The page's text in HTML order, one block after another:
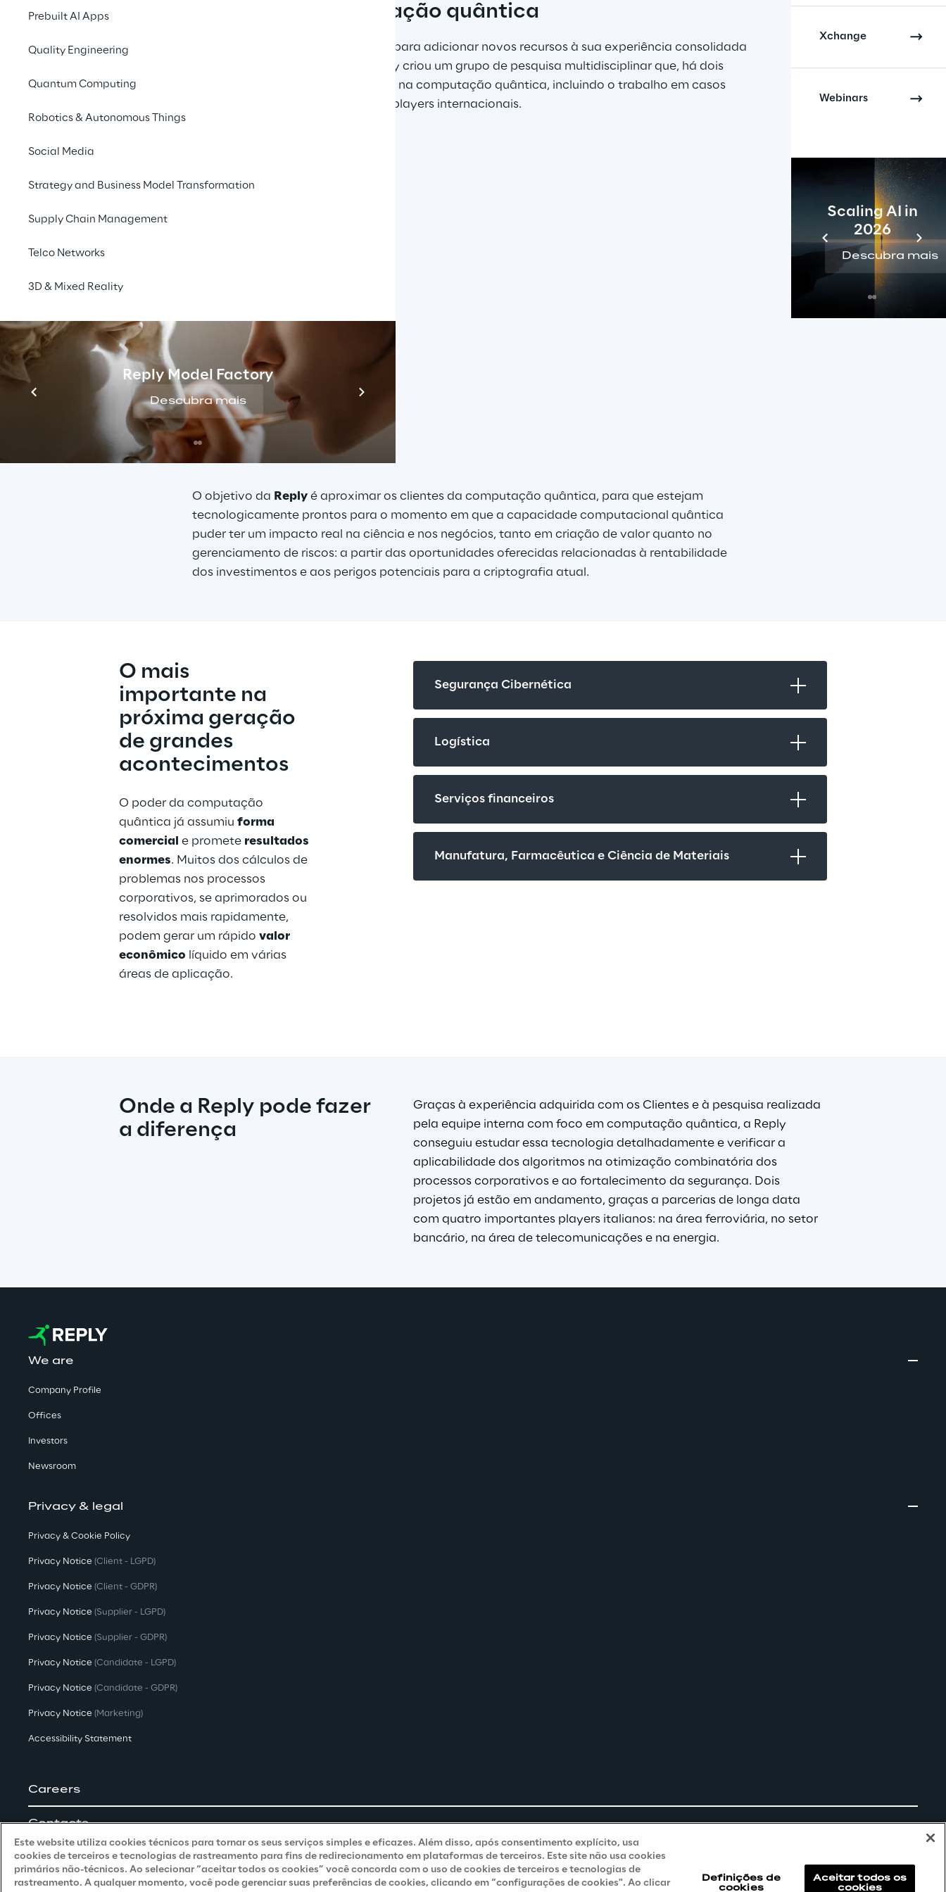
Prebuilt AI Apps
Quality Engineering
Quantum Computing
Robotics & Autonomous Things
Social Media
Strategy and Business Model Transformation
Supply Chain Management
Telco Networks
3D & Mixed Reality
Reply Model Factory
Descubra mais
Xchange
Webinars
Scaling AI in
2026
Descubra mais
A Reply e a computação quântica
Nessa nova estrutura tecnológica, para adicionar novos recursos à sua experiência consolidada
na computação tradicional, a Reply criou um grupo de pesquisa multidisciplinar que, há dois
anos, se concentra exclusivamente na computação quântica, incluindo o trabalho em casos
reais e parcerias com importantes players internacionais.
O objetivo da Reply é aproximar os clientes da computação quântica, para que estejam
tecnologicamente prontos para o momento em que a capacidade computacional quântica
puder ter um impacto real na ciência e nos negócios, tanto em criação de valor quanto no
gerenciamento de riscos: a partir das oportunidades oferecidas relacionadas à rentabilidade
dos investimentos e aos perigos potenciais para a criptografia atual.
O mais
importante na
próxima geração
de grandes
acontecimentos
O poder da computação
quântica já assumiu forma
comercial e promete resultados
enormes. Muitos dos cálculos de
problemas nos processos
corporativos, se aprimorados ou
resolvidos mais rapidamente,
podem gerar um rápido valor
econômico líquido em várias
áreas de aplicação.
Segurança Cibernética
Logística
Serviços financeiros
Manufatura, Farmacêutica e Ciência de Materiais
Onde a Reply pode fazer
a diferença
Graças à experiência adquirida com os Clientes e à pesquisa realizada
pela equipe interna com foco em computação quântica, a Reply
conseguiu estudar essa tecnologia detalhadamente e verificar a
aplicabilidade dos algoritmos na otimização combinatória dos
processos corporativos e ao fortalecimento da segurança. Dois
projetos já estão em andamento, graças a parcerias de longa data
com quatro importantes players italianos: na área ferroviária, no setor
bancário, na área de telecomunicações e na energia.
We are
Company Profile
Offices
Investors
Newsroom
Privacy & legal
Privacy & Cookie Policy
Privacy Notice (Client - LGPD)
Privacy Notice (Client - GDPR)
Privacy Notice (Supplier - LGPD)
Privacy Notice (Supplier - GDPR)
Privacy Notice (Candidate - LGPD)
Privacy Notice (Candidate - GDPR)
Privacy Notice (Marketing)
Accessibility Statement
Careers
Contacts
Este website utiliza cookies técnicos para tornar os seus serviços simples e eficazes. Além disso, após consentimento explícito, usa
cookies de terceiros e tecnologias de rastreamento para fins de redirecionamento em plataformas de terceiros. Este site não usa cookies
primários não-técnicos. Ao selecionar “aceitar todos os cookies” você concorda com o uso de cookies de terceiros e tecnologias de
rastreamento. A qualquer momento, você pode gerenciar suas preferências de cookies, clicando em “configurações de cookies". Ao clicar
Definições de
cookies
Aceitar todos os
cookies